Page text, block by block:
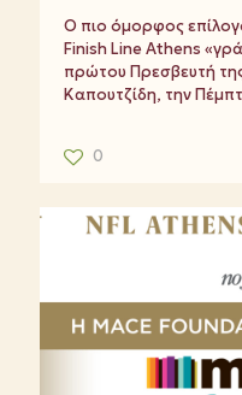
Ο πιο όμορφος
Finish Line Athens
πρώτου Πρεσβευτή
Καπουτζίδη, την
0